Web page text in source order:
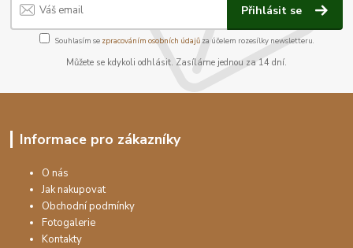
Přihlásit se
Souhlasím se zpracováním osobních údajůza účelem rozesílky newsletteru.
Můžete se kdykoli odhlásit. Zasíláme jednou za 14 dní.
Informace pro zákazníky
O nás
Jak nakupovat
Obchodní podmínky
Fotogalerie
Kontakty